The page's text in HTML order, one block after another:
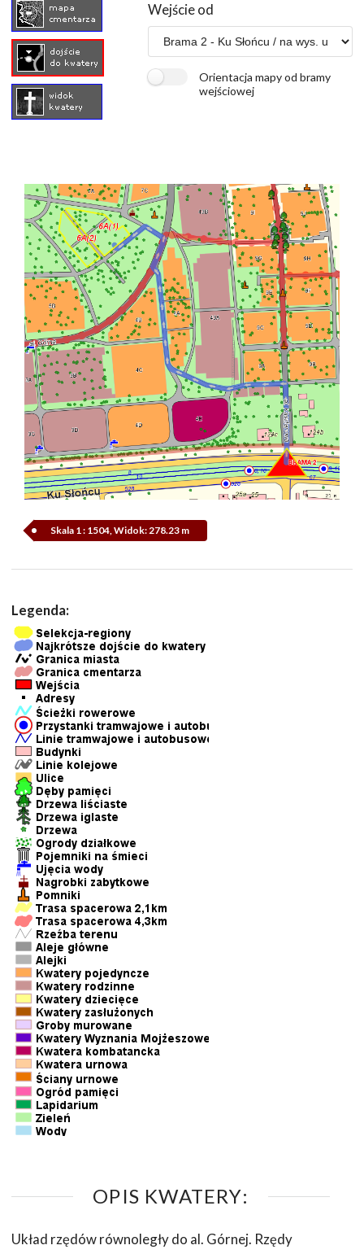
Wejście od
Orientacja mapy od bramy
wejściowej
Skala 1 : 1504, Widok: 278.23 m
Legenda:
OPIS KWATERY:
Układ rzędów równoległy do al. Górnej. Rzędy